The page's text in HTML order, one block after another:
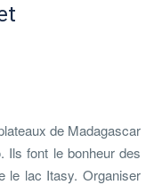
de Madagascar
Ils font le bonheur des
le lac Itasy. Organiser